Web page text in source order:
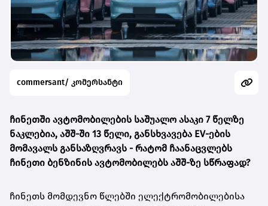
commersant/ კომერსანტი
ჩინეთში ავტომობილების საშუალო ასაკი 7 წელზე
ნაკლებია, აშშ-ში 13 წელი, განსხვავება EV-ების
მომავალს განსაზღვრავს - რატომ ჩაანაცვლებს
ჩინეთი ბენზინის ავტომობილებს აშშ-ზე სწრაფად?
ჩინეთს მომდევნო წლებში ელექტრომობილებისა